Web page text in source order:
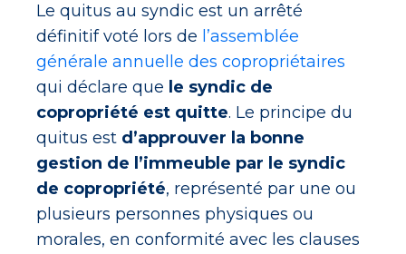
Le quitus au syndic est un arrêté
définitif voté lors de l’assemblée
générale annuelle des copropriétaires
qui déclare que le syndic de
copropriété est quitte. Le principe du
quitus est d’approuver la bonne
gestion de l’immeuble par le syndic
de copropriété, représenté par une ou
plusieurs personnes physiques ou
morales, en conformité avec les clauses